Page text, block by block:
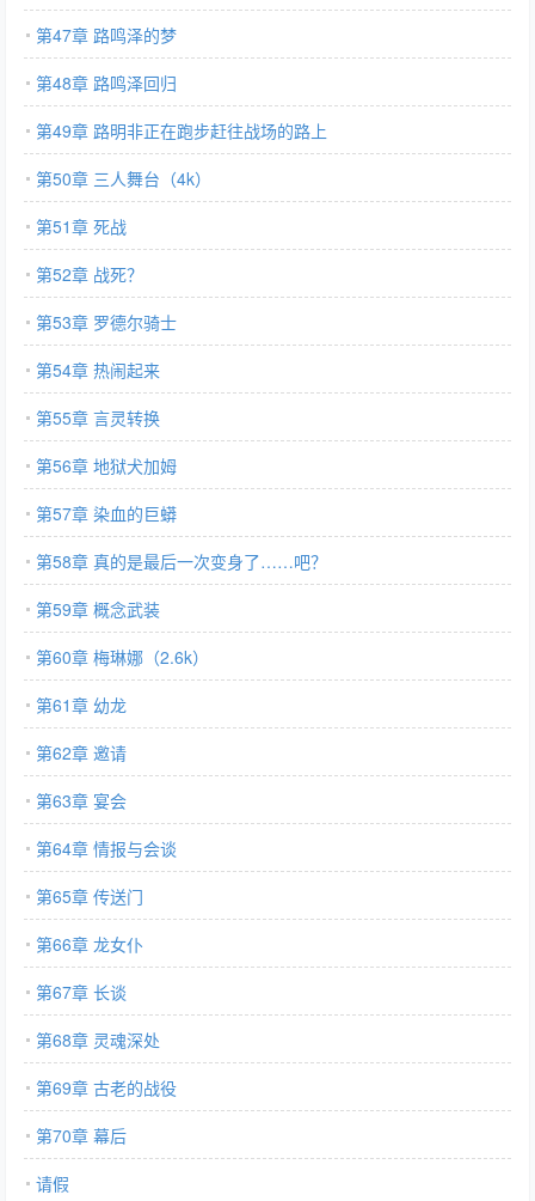
第47章 路鸣泽的梦
第48章 路鸣泽回归
第49章 路明非正在跑步赶往战场的路上
第50章 三人舞台（4k）
第51章 死战
第52章 战死？
第53章 罗德尔骑士
第54章 热闹起来
第55章 言灵转换
第56章 地狱犬加姆
第57章 染血的巨蟒
第58章 真的是最后一次变身了……吧？
第59章 概念武装
第60章 梅琳娜（2.6k）
第61章 幼龙
第62章 邀请
第63章 宴会
第64章 情报与会谈
第65章 传送门
第66章 龙女仆
第67章 长谈
第68章 灵魂深处
第69章 古老的战役
第70章 幕后
请假